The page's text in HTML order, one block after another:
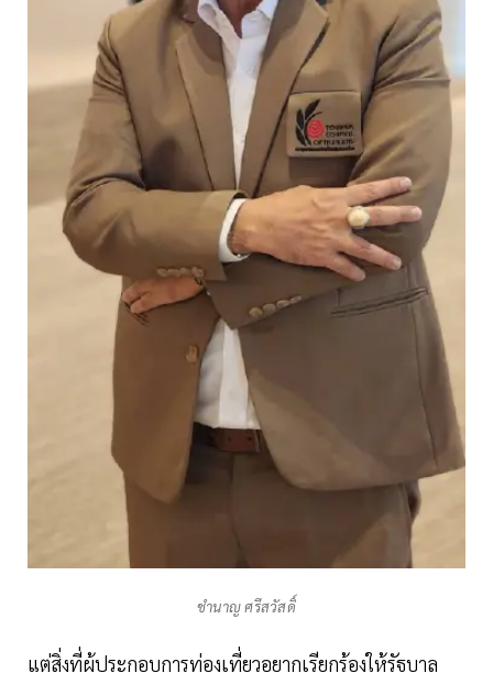
ชำนาญ ศรีสวัสดิ์
แต่สิ่งที่ผู้ประกอบการท่องเที่ยวอยากเรียกร้องให้รัฐบาล